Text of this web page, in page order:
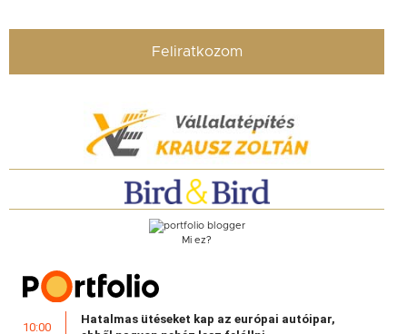
Feliratkozom
Mi ez?
10:00
Hatalmas ütéseket kap az európai autóipar,